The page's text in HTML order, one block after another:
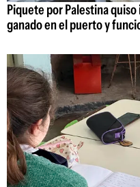
Piquete por Palestina
ganado en el puerto y